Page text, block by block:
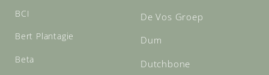
BCI
Bert Plantagie
Beta
De Vos Groep
Dum
Dutchbone